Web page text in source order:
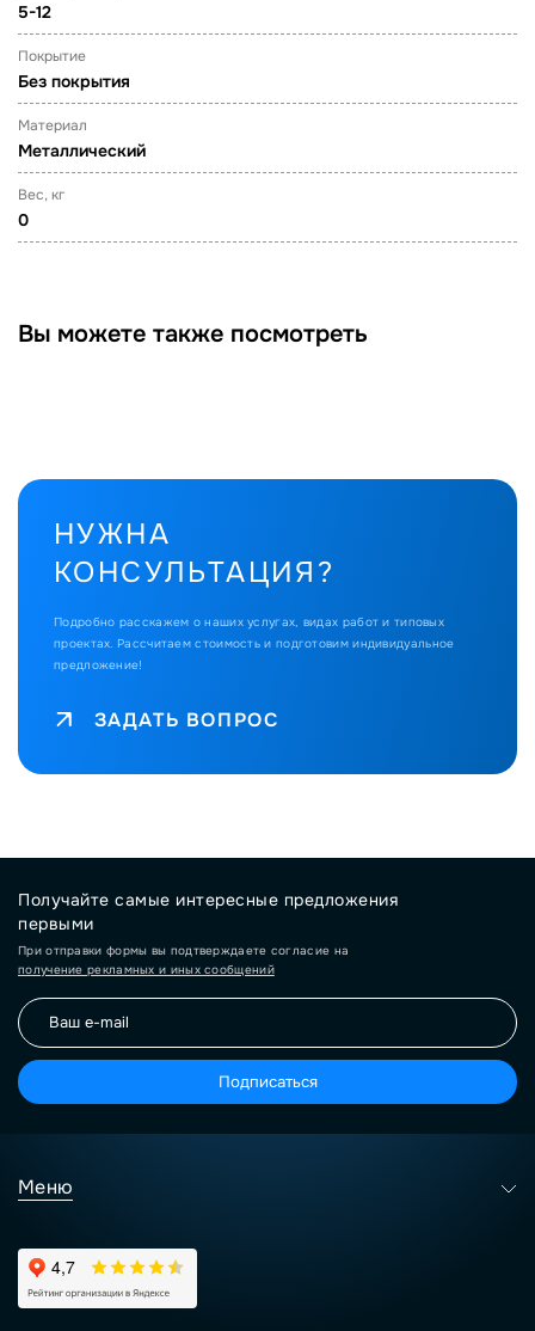
5-12
Покрытие
Без покрытия
Материал
Металлический
Вес, кг
0
Вы можете также посмотреть
НУЖНА
КОНСУЛЬТАЦИЯ?
Подробно расскажем о наших услугах, видах работ и типовых
проектах. Рассчитаем стоимость и подготовим индивидуальное
предложение!
ЗАДАТЬ ВОПРОС
Получайте самые интересные предложения
первыми
При отправки формы вы подтверждаете согласие на
получение рекламных и иных сообщений
Подписаться
Меню